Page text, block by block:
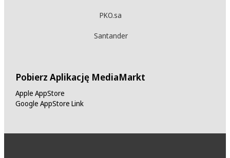
PKO.sa
Santander
Pobierz Aplikację MediaMarkt
Apple AppStore
Google AppStore Link